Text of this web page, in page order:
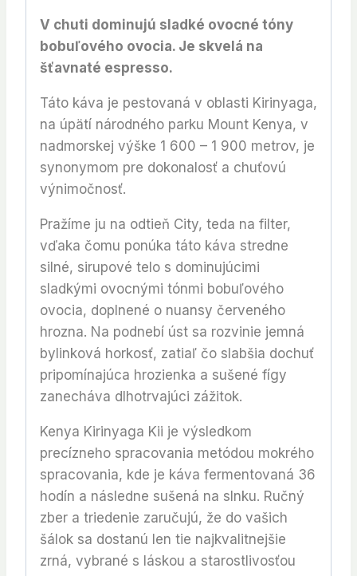
V chuti dominujú sladké ovocné tóny
bobuľového ovocia. Je skvelá na
šťavnaté espresso.
Táto káva je pestovaná v oblasti Kirinyaga,
na úpätí národného parku Mount Kenya, v
nadmorskej výške 1 600 – 1 900 metrov, je
synonymom pre dokonalosť a chuťovú
výnimočnosť.
Pražíme ju na odtieň City, teda na filter,
vďaka čomu ponúka táto káva stredne
silné, sirupové telo s dominujúcimi
sladkými ovocnými tónmi bobuľového
ovocia, doplnené o nuansy červeného
hrozna. Na podnebí úst sa rozvinie jemná
bylinková horkosť, zatiaľ čo slabšia dochuť
pripomínajúca hrozienka a sušené fígy
zanecháva dlhotrvajúci zážitok.
Kenya Kirinyaga Kii je výsledkom
precízneho spracovania metódou mokrého
spracovania, kde je káva fermentovaná 36
hodín a následne sušená na slnku. Ručný
zber a triedenie zaručujú, že do vašich
šálok sa dostanú len tie najkvalitnejšie
zrná, vybrané s láskou a starostlivosťou